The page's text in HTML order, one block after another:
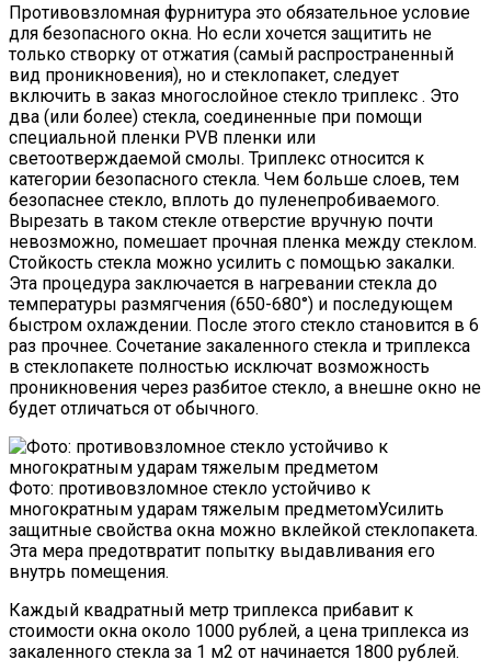
Противовзломная фурнитура это обязательное условие
для безопасного окна. Но если хочется защитить не
только створку от отжатия (самый распространенный
вид проникновения), но и стеклопакет, следует
включить в заказ многослойное стекло триплекс . Это
два (или более) стекла, соединенные при помощи
специальной пленки PVB пленки или
светоотверждаемой смолы. Триплекс относится к
категории безопасного стекла. Чем больше слоев, тем
безопаснее стекло, вплоть до пуленепробиваемого.
Вырезать в таком стекле отверстие вручную почти
невозможно, помешает прочная пленка между стеклом.
Стойкость стекла можно усилить с помощью закалки.
Эта процедура заключается в нагревании стекла до
температуры размягчения (650-680°) и последующем
быстром охлаждении. После этого стекло становится в 6
раз прочнее. Сочетание закаленного стекла и триплекса
в стеклопакете полностью исключат возможность
проникновения через разбитое стекло, а внешне окно не
будет отличаться от обычного.
Фото: противовзломное стекло устойчиво к
многократным ударам тяжелым предметомУсилить
защитные свойства окна можно вклейкой стеклопакета.
Эта мера предотвратит попытку выдавливания его
внутрь помещения.
Каждый квадратный метр триплекса прибавит к
стоимости окна около 1000 рублей, а цена триплекса из
закаленного стекла за 1 м2 от начинается 1800 рублей.